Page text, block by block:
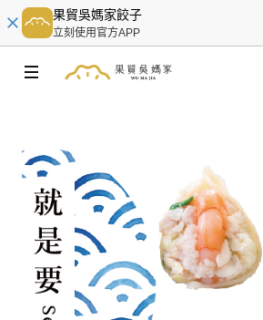
果貿吳媽家餃子
立刻使用官方APP